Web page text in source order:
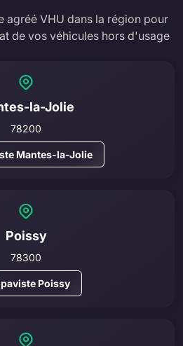
agréé VHU dans la région pour
de vos véhicules hors d'usage
la-Jolie
78200
Mantes-la-Jolie
Poissy
78300
Poissy